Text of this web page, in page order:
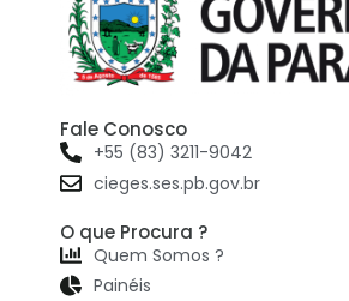
Fale Conosco
+55 (83) 3211-9042
cieges.ses.pb.gov.br
O que Procura ?
Quem Somos ?
Painéis